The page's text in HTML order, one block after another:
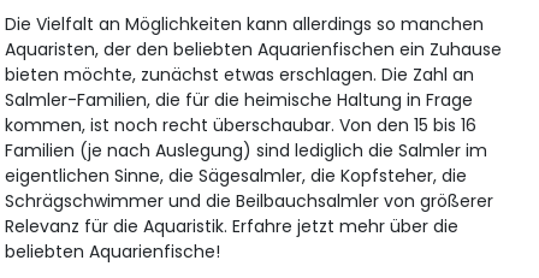
Die Vielfalt an Möglichkeiten kann allerdings so manchen
Aquaristen, der den beliebten Aquarienfischen ein Zuhause
bieten möchte, zunächst etwas erschlagen. Die Zahl an
Salmler-Familien, die für die heimische Haltung in Frage
kommen, ist noch recht überschaubar. Von den 15 bis 16
Familien (je nach Auslegung) sind lediglich die Salmler im
eigentlichen Sinne, die Sägesalmler, die Kopfsteher, die
Schrägschwimmer und die Beilbauchsalmler von größerer
Relevanz für die Aquaristik. Erfahre jetzt mehr über die
beliebten Aquarienfische!